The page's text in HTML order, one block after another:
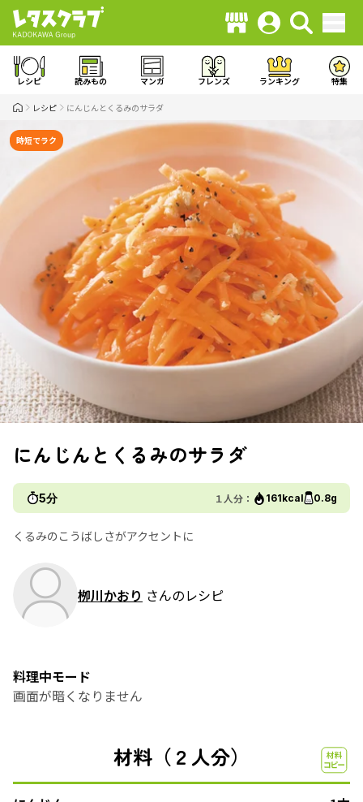
レシピ 読みもの マンガ フレンズ ランキング 特集
レシピ にんじんとくるみのサラダ
時短でラク
にんじんとくるみのサラダ
5分 １人分： 161kcal 0.8g
くるみのこうばしさがアクセントに
栁川かおり さんのレシピ
料理中モード
画面が暗くなりません
材料（２人分）